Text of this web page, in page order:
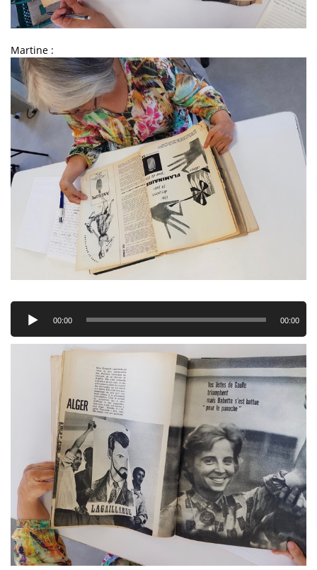
Martine :
Lecteur
audio
00:00 00:00